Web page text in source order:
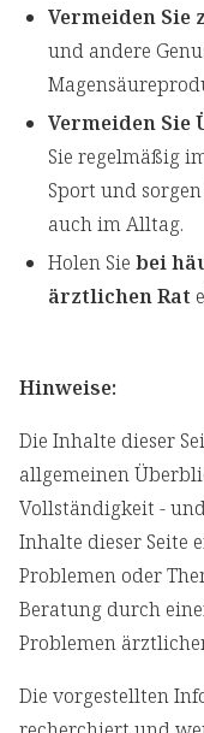
Vermeiden Sie
und andere
Vermeiden Sie
Sie regelmäßig
Sport und
auch im Alltag.
Holen Sie bei
ärztlichen Rat
Hinweise:
Die Inhalte dieser
allgemeinen
Vollständigkeit -
Inhalte dieser Seite
Problemen oder
Beratung durch
Problemen
Die vorgestellten